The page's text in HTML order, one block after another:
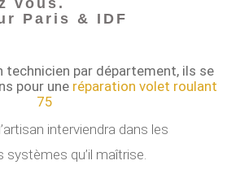
Paris & IDF
technicien par département, ils se
pour une réparation volet roulant
75
interviendra dans les
qu’il maîtrise.